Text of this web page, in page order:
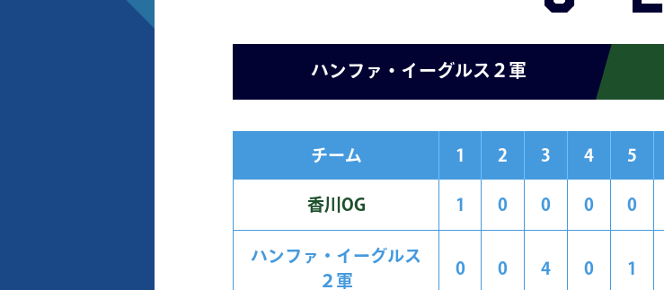
ハンファ・イーグルス２軍
チーム 1 2 3 4 5
香川OG 1 0 0 0 0
ハンファ・イーグルス
２軍
0 0 4 0 1